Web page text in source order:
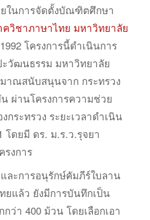
ในการจัดตั้งบัณฑิตศึกษา
ควิชาภาษาไทย มหาวิทยาลัย
โครงการนี้ดำเนินการ
ะวัฒนธรรม มหาวิทยาลัย
าณสนับสนุนจาก กระทรวง
น ผ่านโครงการความช่วย
ระทรวง ระยะเวลาดำเนิน
โดยมี ดร. ม.ร.ว.รุจยา
งการ
ละการอนุรักษ์คัมภีร์ใบลาน
ยแล้ว ยังมีการบันทึกเป็น
ว่า 400 ม้วน โดยเลือกเอา